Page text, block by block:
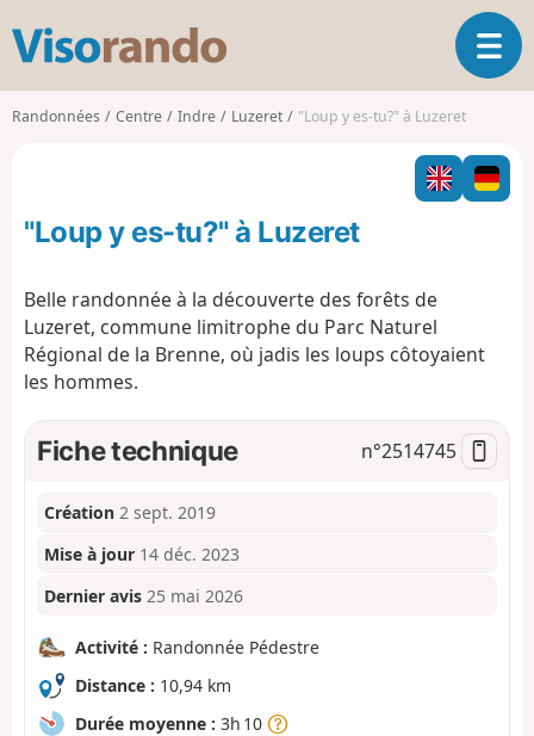
s
o
O
u
i
r
l
i
o
Randonnées Centre Indre Luzeret "Loup y es-tu?" à Luzeret
"Loup y es-tu?" à Luzeret
Belle randonnée à la découverte des forêts de
Luzeret, commune limitrophe du Parc Naturel
Régional de la Brenne, où jadis les loups côtoyaient
les hommes.
Fiche technique n°2514745
Création 2 sept. 2019
Mise à jour 14 déc. 2023
Dernier avis 25 mai 2026
Activité : Randonnée Pédestre
Distance : 10,94 km
Durée moyenne : 3h 10